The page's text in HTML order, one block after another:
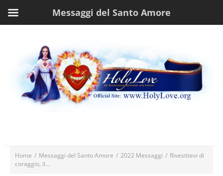
Home / Messaggi del Santo Amore / 2022 Messaggi / Rivestitevi di
coraggio, il...
Messaggi del Santo Amore